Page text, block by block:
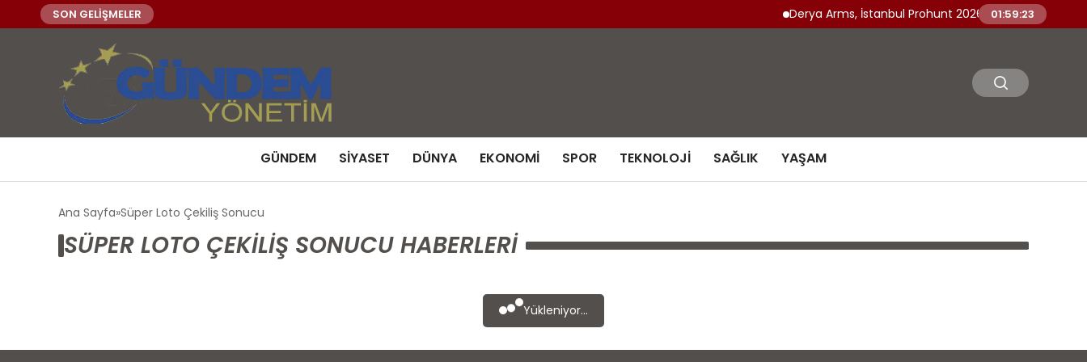
SON GELİŞMELER Derya Arms, İstanbul Prohunt 2026’da yeni nesil
01:59:23
GÜNDEM SIYASET DÜNYA EKONOMI SPOR TEKNOLOJI SAĞLIK YAŞAM
Ana Sayfa Süper Loto Çekiliş Sonucu
SÜPER LOTO ÇEKILIŞ SONUCU HABERLERI
Yükleniyor...